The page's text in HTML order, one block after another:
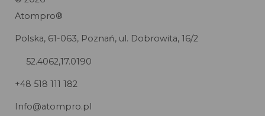
Atompro®
Polska, 61-063, Poznań, ul. Dobrowita, 16/2
52.4062,17.0190
+48 518 111 182
Info@atompro.pl